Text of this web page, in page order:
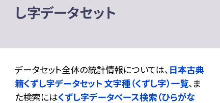
し字データセット
データセット全体の統計情報については、 日本古典
籍くずし字データセット 文字種（くずし字）一覧、ま
た検索にはくずし字データベース検索（ひらがな